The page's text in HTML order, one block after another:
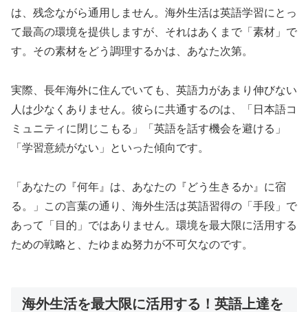
は、残念ながら通用しません。海外生活は英語学習にとっ
て最高の環境を提供しますが、それはあくまで「素材」で
す。その素材をどう調理するかは、あなた次第。
実際、長年海外に住んでいても、英語力があまり伸びない
人は少なくありません。彼らに共通するのは、「日本語コ
ミュニティに閉じこもる」「英語を話す機会を避ける」
「学習意続がない」といった傾向です。
「あなたの『何年』は、あなたの『どう生きるか』に宿
る。」この言葉の通り、海外生活は英語習得の「手段」で
あって「目的」ではありません。環境を最大限に活用する
ための戦略と、たゆまぬ努力が不可欠なのです。
海外生活を最大限に活用する！英語上達を